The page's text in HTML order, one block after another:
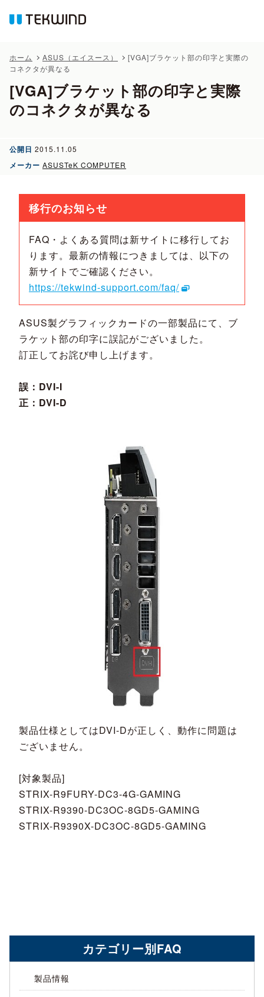
ホーム ASUS（エイスース）
[VGA]ブラケット部の印字と実際の
コネクタが異なる
[VGA]ブラケット部の印字と実際
のコネクタが異なる
公開日 2015.11.05
メーカー ASUSTeK COMPUTER
移行のお知らせ
FAQ・よくある質問は新サイトに移行してお
ります。最新の情報につきましては、以下の
新サイトでご確認ください。
https://tekwind-support.com/faq/
ASUS製グラフィックカードの一部製品にて、ブ
ラケット部の印字に誤記がございました。
訂正してお詫び申し上げます。
誤：DVI-I
正：DVI-D
製品仕様としてはDVI-Dが正しく、動作に問題は
ございません。
[対象製品]
STRIX-R9FURY-DC3-4G-GAMING
STRIX-R9390-DC3OC-8GD5-GAMING
STRIX-R9390X-DC3OC-8GD5-GAMING
カテゴリー別FAQ
製品情報